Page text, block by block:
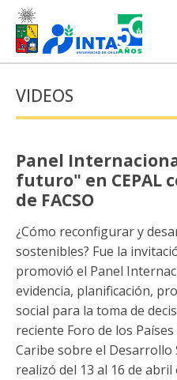
EXTENSIÓN Y
MATERIAL
Estudiantes
VIDEOS
Panel
futuro" en CEPAL
de FACSO
¿Cómo reconfigurar y
sostenibles? Fue la
promovió el Panel
evidencia, planificación,
social para la toma de
reciente Foro de los
Caribe sobre el Desarrollo
realizó del 13 al 16 de